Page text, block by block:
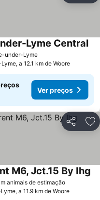
under-Lyme
Lyme Central
a 12.1 km de Woore
Ver preços
Partilhar
animais de estimação
M6, Jct.15 By Ihg
a 11.9 km de Woore